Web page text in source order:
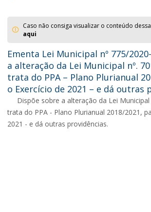
Caso não consiga visualizar o conteúdo
aqui
Ementa Lei Municipal nº 775/
a alteração da Lei Municipal nº.
trata do PPA – Plano Plurianual
o Exercício de 2021 – e dá outras
Dispõe sobre a alteração da Lei Municipal
trata do PPA - Plano Plurianual 2018/2021,
2021 - e dá outras providências.